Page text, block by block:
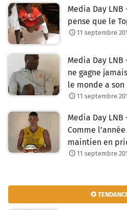
Media Day LNB
pense que le
11 septembre
Media Day LNB
ne gagne
le monde a
11 septembre
Media Day LNB
Comme
maintien en
11 septembre
✪